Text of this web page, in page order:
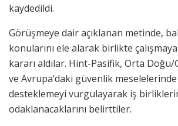
kaydedildi.
Görüşmeye dair açıklanan metinde,
konularını ele alarak birlikte
kararı aldılar. Hint-Pasifik, Orta Doğu/
ve Avrupa’daki güvenlik
desteklemeyi vurgulayarak iş
odaklanacaklarını belirttiler.